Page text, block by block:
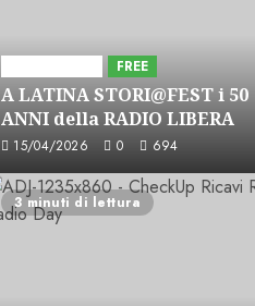
FREE
A LATINA STORI@FEST i 50
ANNI della RADIO LIBERA
15/04/2026 0 694
3 minuti di lettura